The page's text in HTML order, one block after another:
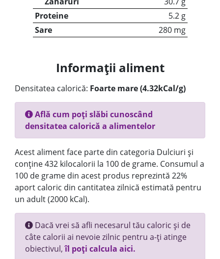
Proteine
5.2 g
Sare
280 mg
Informații aliment
Densitatea calorică: Foarte mare (4.32kCal/g)
Află cum poți slăbi cunoscând
densitatea calorică a alimentelor
Acest aliment face parte din categoria Dulciuri și
conține 432 kilocalorii la 100 de grame. Consumul a
100 de grame din acest produs reprezintă 22%
aport caloric din cantitatea zilnică estimată pentru
un adult (2000 kCal).
Dacă vrei să afli necesarul tău caloric și de
câte calorii ai nevoie zilnic pentru a-ți atinge
obiectivul,îl poți calcula aici.